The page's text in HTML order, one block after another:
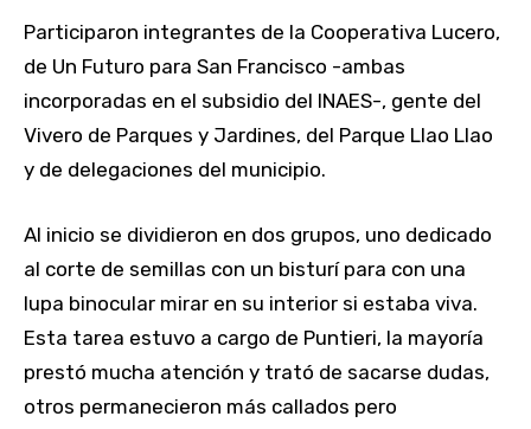
Participaron integrantes de la Cooperativa Lucero,
de Un Futuro para San Francisco -ambas
incorporadas en el subsidio del INAES-, gente del
Vivero de Parques y Jardines, del Parque Llao Llao
y de delegaciones del municipio.
Al inicio se dividieron en dos grupos, uno dedicado
al corte de semillas con un bisturí para con una
lupa binocular mirar en su interior si estaba viva.
Esta tarea estuvo a cargo de Puntieri, la mayoría
prestó mucha atención y trató de sacarse dudas,
otros permanecieron más callados pero